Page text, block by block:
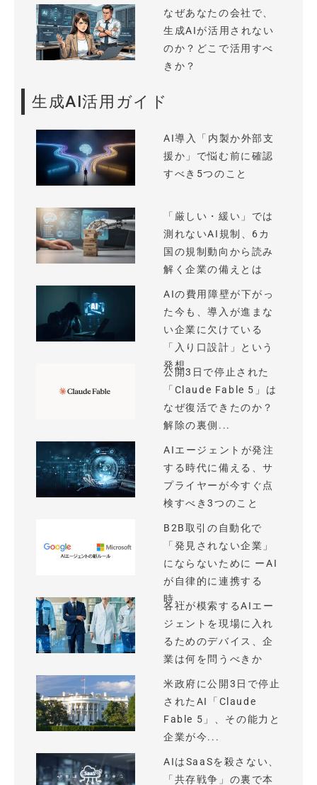
なぜあなたの会社で、
生成AIが活用されない
のか？どこで活用すべ
きか？
生成AI活用ガイド
AI導入「内製か外部支
援か」で悩む前に確認
すべき5つのこと
「厳しい・緩い」では
測れないAI規制、6カ
国の規制動向から読み
解く企業の備えとは
AIの費用障壁が下がっ
た今も、導入が進まな
い企業に欠けている
「入り口設計」という
発想
公開3日で停止された
「Claude Fable 5」は
なぜ復活できたのか？
解除の裏側...
AIエージェントが発注
する時代に備える、サ
プライヤーが今すぐ点
検すべき3つのこと
B2B取引の自動化で
「発見されない企業」
にならないために ーAI
が自律的に連携する
時...
各社が模索するAIエー
ジェントを現場に入れ
るためのデバイス、企
業は何を問うべきか
米政府に公開3日で停止
されたAI「Claude
Fable 5」、その能力と
企業が今...
AIはSaaSを殺さない、
「共存戦争」の裏で本